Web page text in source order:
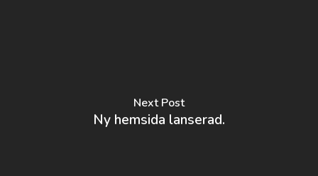
Next Post
Ny hemsida lanserad.